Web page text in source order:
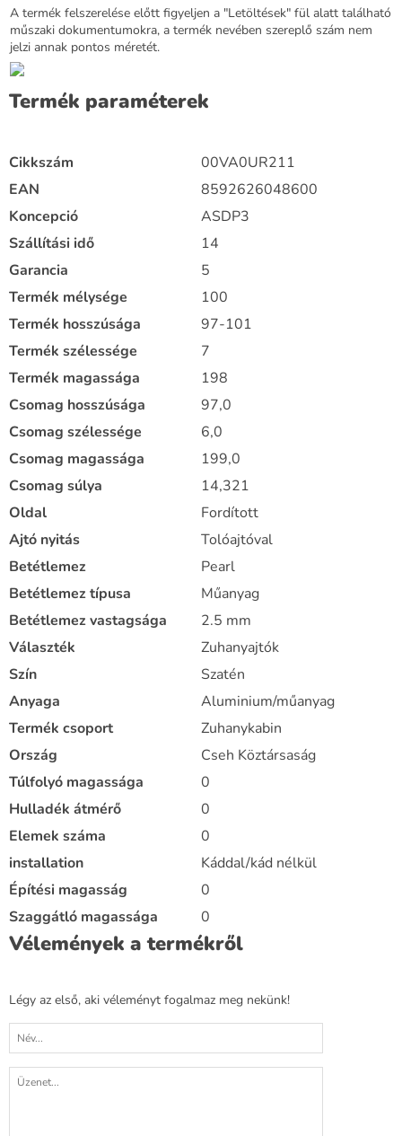
A termék felszerelése előtt figyeljen a "Letöltések" fül alatt található
műszaki dokumentumokra, a termék nevében szereplő szám nem
jelzi annak pontos méretét.
Termék paraméterek
Cikkszám
00VA0UR211
EAN
8592626048600
Koncepció
ASDP3
Szállítási idő
14
Garancia
5
Termék mélysége
100
Termék hosszúsága
97-101
Termék szélessége
7
Termék magassága
198
Csomag hosszúsága
97,0
Csomag szélessége
6,0
Csomag magassága
199,0
Csomag súlya
14,321
Oldal
Fordított
Ajtó nyitás
Tolóajtóval
Betétlemez
Pearl
Betétlemez típusa
Műanyag
Betétlemez vastagsága
2.5 mm
Választék
Zuhanyajtók
Szín
Szatén
Anyaga
Aluminium/műanyag
Termék csoport
Zuhanykabin
Ország
Cseh Köztársaság
Túlfolyó magassága
0
Hulladék átmérő
0
Elemek száma
0
installation
Káddal/kád nélkül
Építési magasság
0
Szaggátló magassága
0
Vélemények a termékről
Légy az első, aki véleményt fogalmaz meg nekünk!